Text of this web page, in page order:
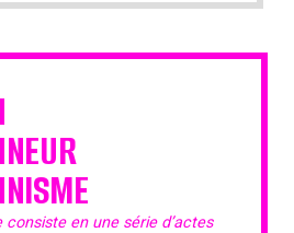
en une série d’actes